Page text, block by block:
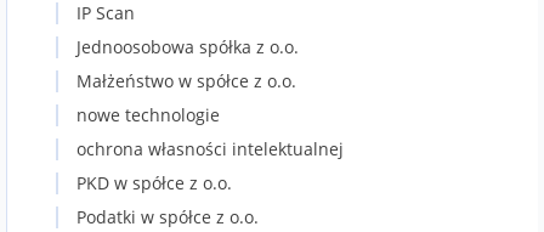
IP Scan
Jednoosobowa spółka z o.o.
Małżeństwo w spółce z o.o.
nowe technologie
ochrona własności intelektualnej
PKD w spółce z o.o.
Podatki w spółce z o.o.